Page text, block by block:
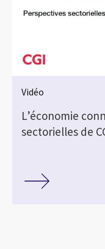
Vidéo
L’économie
sectorielles de